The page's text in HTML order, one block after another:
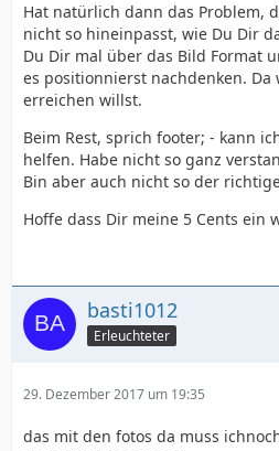
Hat natürlich dann das Problem,
nicht so hineinpasst, wie Du Dir
Du Dir mal über das Bild Format
es positionnierst nachdenken. Da
erreichen willst.
Beim Rest, sprich footer; - kann
helfen. Habe nicht so ganz
Bin aber auch nicht so der
Hoffe dass Dir meine 5 Cents ein
basti1012
Erleuchteter
29. Dezember 2017 um 19:35
das mit den fotos da muss